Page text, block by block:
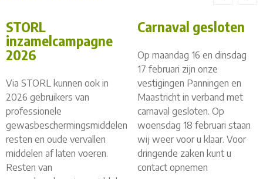
STORL
inzamelcampagne
2026
Via STORL kunnen ook in
2026 gebruikers van
professionele
gewasbeschermingsmiddelen
resten en oude vervallen
middelen af laten voeren.
Resten van
Carnaval gesloten
Op maandag 16 en dinsdag
17 februari zijn onze
vestigingen Panningen en
Maastricht in verband met
carnaval gesloten. Op
woensdag 18 februari staan
wij weer voor u klaar. Voor
dringende zaken kunt u
contact opnemen